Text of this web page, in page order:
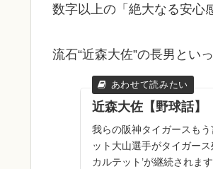
数字以上の「絶大なる安心
流石“近森大佐”の長男とい
近森大佐【野球話】
我らの阪神タイガースも
ット大山選手がタイガー
カルテット’が継続されま